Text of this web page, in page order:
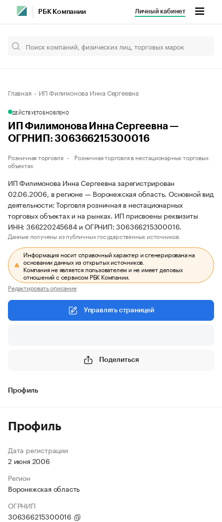
РБК Компании Личный кабинет
Главная ИП Филимонова Инна Сергеевна
ДЕЙСТВУЕТОБНОВЛЕНО
ИП Филимонова Инна Сергеевна —
ОГРНИП: 306366215300016
Розничная торговля
Розничная торговля в нестационарных торговых
объектах
ИП Филимонова Инна Сергеевна зарегистрирован
02.06.2006, в регионе — Воронежская область. Основной вид
деятельности: Торговля розничная в нестационарных
торговых объектах и на рынках. ИП присвоены реквизиты
ИНН: 366220245684 и ОГРНИП: 306366215300016.
Данные получены из публичных государственных источников.
Информация носит справочный характер и сгенерирована на
основании данных из открытых источников.
Компания не является пользователем и не имеет деловых
отношений с сервисом РБК Компании.
Редактировать описание
Управлять страницей
Поделиться
Профиль
Профиль
Дата регистрации
2 июня 2006
Регион
Воронежская область
ОГРНИП
306366215300016